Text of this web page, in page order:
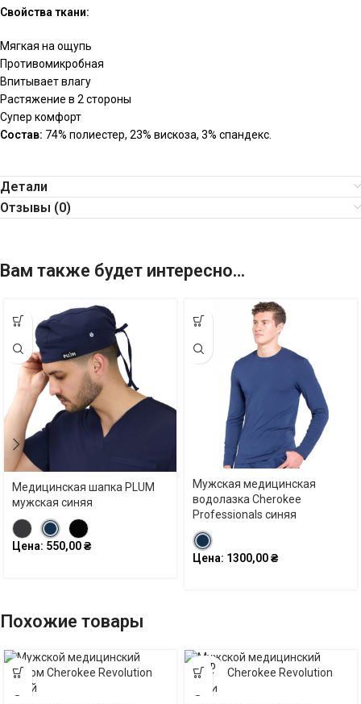
Свойства ткани:
Мягкая на ощупь
Противомикробная
Впитывает влагу
Растяжение в 2 стороны
Супер комфорт
Состав: 74% полиестер, 23% вискоза, 3% спандекс.
Детали
Отзывы (0)
Вам также будет интересно…
Медицинская шапка PLUM
мужская синяя
Цена: 550,00₴
Мужская медицинская
водолазка Cherokee
Professionals синяя
Цена: 1300,00₴
Похожие товары
SOLD
OUT